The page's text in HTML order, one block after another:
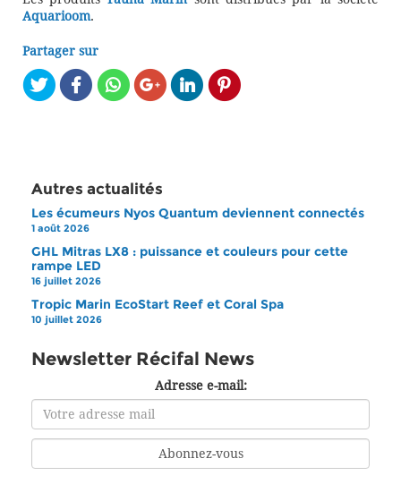
Aquarioom.
Partager sur
Autres actualités
Les écumeurs Nyos Quantum deviennent connectés
1 août 2026
GHL Mitras LX8 : puissance et couleurs pour cette
rampe LED
16 juillet 2026
Tropic Marin EcoStart Reef et Coral Spa
10 juillet 2026
Newsletter Récifal News
Adresse e-mail: